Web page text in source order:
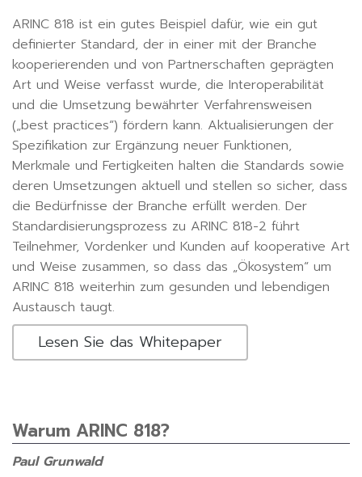
ARINC 818 ist ein gutes Beispiel dafür, wie ein gut
definierter Standard, der in einer mit der Branche
kooperierenden und von Partnerschaften geprägten
Art und Weise verfasst wurde, die Interoperabilität
und die Umsetzung bewährter Verfahrensweisen
(„best practices“) fördern kann. Aktualisierungen der
Spezifikation zur Ergänzung neuer Funktionen,
Merkmale und Fertigkeiten halten die Standards sowie
deren Umsetzungen aktuell und stellen so sicher, dass
die Bedürfnisse der Branche erfüllt werden. Der
Standardisierungsprozess zu ARINC 818-2 führt
Teilnehmer, Vordenker und Kunden auf kooperative Art
und Weise zusammen, so dass das „Ökosystem“ um
ARINC 818 weiterhin zum gesunden und lebendigen
Austausch taugt.
Lesen Sie das Whitepaper
Warum ARINC 818?
Paul Grunwald